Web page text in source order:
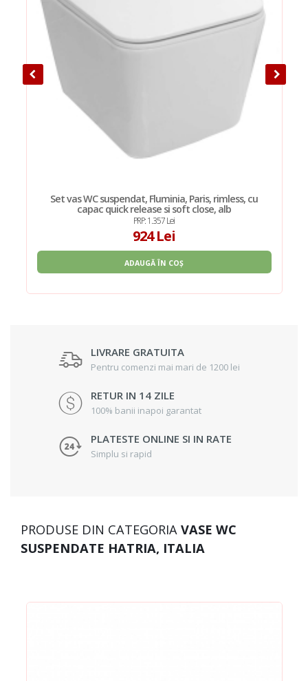
Set vas WC suspendat, Fluminia, Paris, rimless, cu
capac quick release si soft close, alb
PRP: 1.357 Lei
924 Lei
ADAUGĂ ÎN COȘ
LIVRARE GRATUITA
Pentru comenzi mai mari de 1200 lei
RETUR IN 14 ZILE
100% banii inapoi garantat
PLATESTE ONLINE SI IN RATE
Simplu si rapid
PRODUSE DIN CATEGORIA VASE WC
SUSPENDATE HATRIA, ITALIA